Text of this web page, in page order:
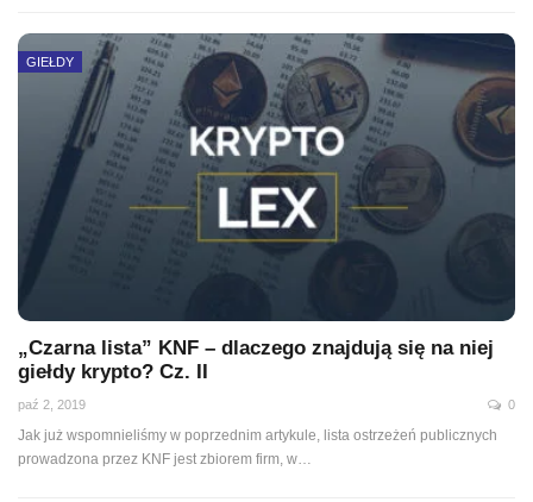
GIEŁDY
„Czarna lista” KNF – dlaczego znajdują się na niej
giełdy krypto? Cz. II
paź 2, 2019 0
Jak już wspomnieliśmy w poprzednim artykule, lista ostrzeżeń publicznych
prowadzona przez KNF jest zbiorem firm, w…